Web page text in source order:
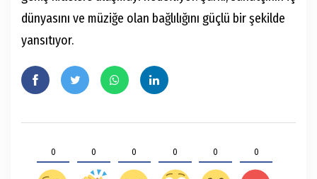
dünyasını ve müziğe olan bağlılığını güçlü bir şekilde
yansıtıyor.
0 0 0 0 0 0